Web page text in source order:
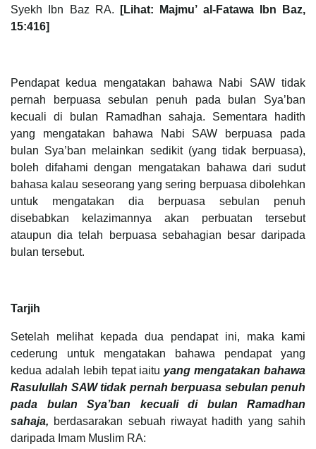
Syekh Ibn Baz RA.
[Lihat: Majmu’ al-Fatawa Ibn Baz,
15:416]
Pendapat kedua mengatakan bahawa Nabi SAW tidak
pernah berpuasa sebulan penuh pada bulan Sya’ban
kecuali di bulan Ramadhan sahaja. Sementara hadith
yang mengatakan bahawa Nabi SAW berpuasa pada
bulan Sya’ban melainkan sedikit (yang tidak berpuasa),
boleh difahami dengan mengatakan bahawa dari sudut
bahasa kalau seseorang yang sering berpuasa dibolehkan
untuk mengatakan dia berpuasa sebulan penuh
disebabkan kelazimannya akan perbuatan tersebut
ataupun dia telah berpuasa sebahagian besar daripada
bulan tersebut.
Tarjih
Setelah melihat kepada dua pendapat ini, maka kami
cederung untuk mengatakan bahawa pendapat yang
kedua adalah lebih tepat iaitu yang mengatakan bahawa
Rasulullah SAW tidak pernah berpuasa sebulan penuh
pada bulan Sya’ban kecuali di bulan Ramadhan
sahaja, berdasarakan sebuah riwayat hadith yang sahih
daripada Imam Muslim RA: